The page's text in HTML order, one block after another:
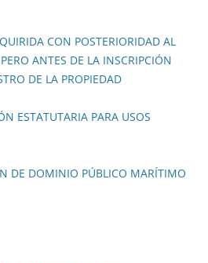
CON POSTERIORIDAD AL
ANTES DE LA INSCRIPCIÓN
DE LA PROPIEDAD
ESTATUTARIA PARA USOS
DE DOMINIO PÚBLICO MARÍTIMO